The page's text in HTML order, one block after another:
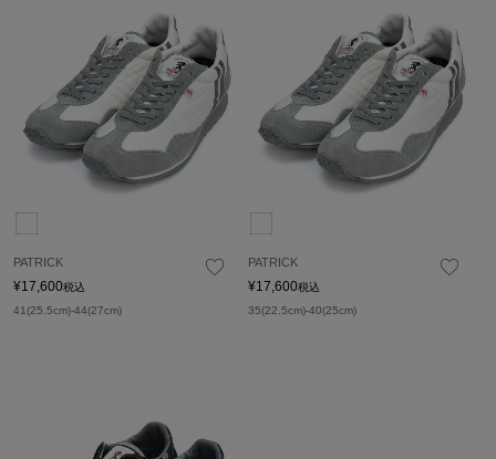
PATRICK
¥17,600税込
41(25.5cm)-44(27cm)
PATRICK
¥17,600税込
35(22.5cm)-40(25cm)